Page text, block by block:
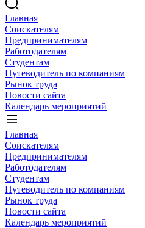
Главная
Соискателям
Предпринимателям
Работодателям
Студентам
Путеводитель по компаниям
Рынок труда
Новости сайта
Календарь мероприятий
Главная
Соискателям
Предпринимателям
Работодателям
Студентам
Путеводитель по компаниям
Рынок труда
Новости сайта
Календарь мероприятий